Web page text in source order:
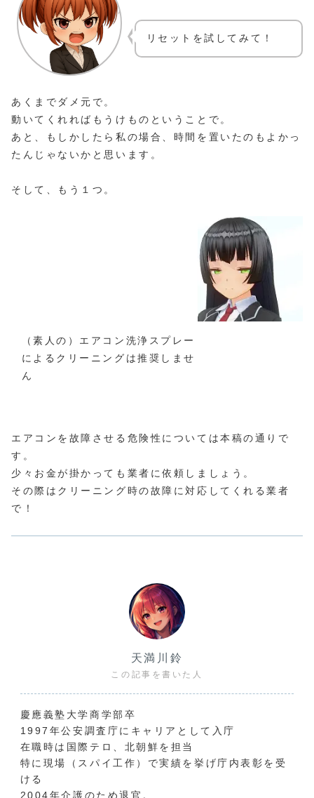
リセットを試してみて！
あくまでダメ元で。
動いてくれればもうけものということで。
あと、もしかしたら私の場合、時間を置いたのもよかっ
たんじゃないかと思います。
そして、もう１つ。
（素人の）エアコン洗浄スプレー
によるクリーニングは推奨しませ
ん
エアコンを故障させる危険性については本稿の通りで
す。
少々お金が掛かっても業者に依頼しましょう。
その際はクリーニング時の故障に対応してくれる業者
で！
天満川鈴
この記事を書いた人
慶應義塾大学商学部卒
1997年公安調査庁にキャリアとして入庁
在職時は国際テロ、北朝鮮を担当
特に現場（スパイ工作）で実績を挙げ庁内表彰を受
ける
2004年介護のため退官。